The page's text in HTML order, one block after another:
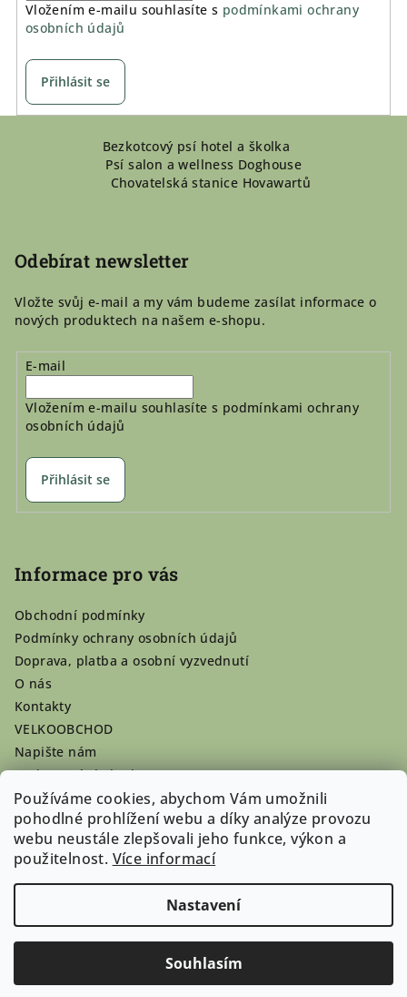
Používáme cookies, abychom Vám umožnili
pohodlné prohlížení webu a díky analýze provozu
webu neustále zlepšovali jeho funkce, výkon a
použitelnost. Více informací
Nastavení
Souhlasím
Vložením e-mailu souhlasíte s podmínkami ochrany
osobních údajů
Přihlásit se
Bezkotcový psí hotel a školka
Psí salon a wellness Doghouse
Chovatelská stanice Hovawartů
Odebírat newsletter
Vložte svůj e-mail a my vám budeme zasílat informace o
nových produktech na našem e-shopu.
E-mail
Vložením e-mailu souhlasíte s podmínkami ochrany
osobních údajů
Přihlásit se
Informace pro vás
Obchodní podmínky
Podmínky ochrany osobních údajů
Doprava, platba a osobní vyzvednutí
O nás
Kontakty
VELKOOBCHOD
Napište nám
Hodnocení obchodu
Registrace se vyplatí!
Pamlsky na míru
Nepřevzaté dobírky
Copyright 2026Doghouse-shop.cz. Všechna práva
vyhrazena.
Vytvořil Shoptet